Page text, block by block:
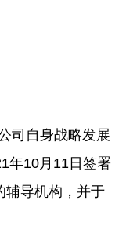
司自身战略发展
年10月11日签署
辅导机构，并于